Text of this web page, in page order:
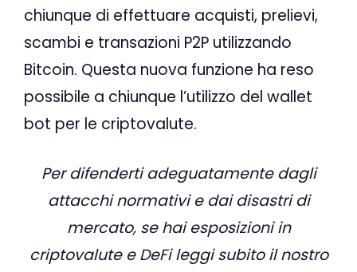
chiunque di effettuare acquisti, prelievi,
scambi e transazioni P2P utilizzando
Bitcoin. Questa nuova funzione ha reso
possibile a chiunque l’utilizzo del wallet
bot per le criptovalute.
Per difenderti adeguatamente dagli
attacchi normativi e dai disastri di
mercato, se hai esposizioni in
criptovalute e DeFi leggi subito il nostro